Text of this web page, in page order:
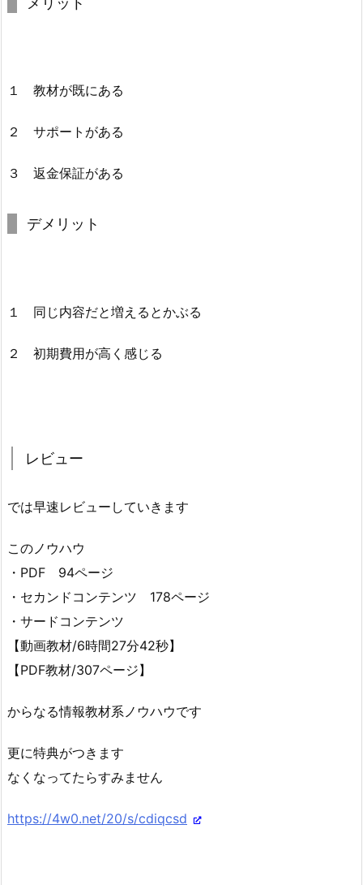
１ 教材が既にある
２ サポートがある
３ 返金保証がある
デメリット
１ 同じ内容だと増えるとかぶる
２ 初期費用が高く感じる
レビュー
では早速レビューしていきます
このノウハウ
・PDF 94ページ
・セカンドコンテンツ 178ページ
・サードコンテンツ
【動画教材/6時間27分42秒】
【PDF教材/307ページ】
からなる情報教材系ノウハウです
更に特典がつきます
なくなってたらすみません
https://4w0.net/20/s/cdiqcsd